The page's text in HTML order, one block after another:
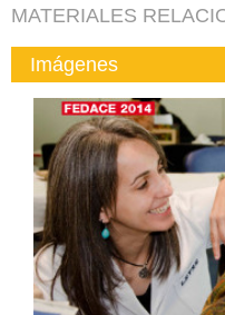
MATERIALES
Imágenes